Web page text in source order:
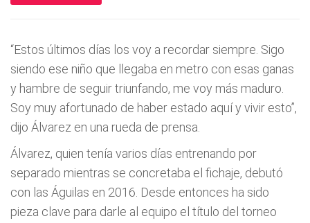
“Estos últimos días los voy a recordar siempre. Sigo
siendo ese niño que llegaba en metro con esas ganas
y hambre de seguir triunfando, me voy más maduro.
Soy muy afortunado de haber estado aquí y vivir esto”,
dijo Álvarez en una rueda de prensa.
Álvarez, quien tenía varios días entrenando por
separado mientras se concretaba el fichaje, debutó
con las Águilas en 2016. Desde entonces ha sido
pieza clave para darle al equipo el título del torneo